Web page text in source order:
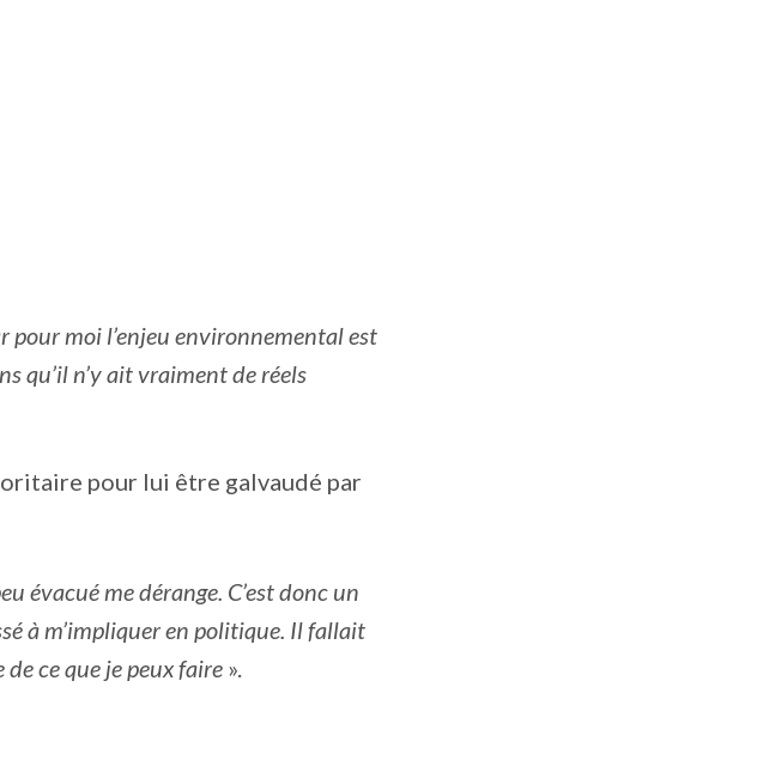
pour moi l’enjeu environnemental est
qu’il n’y ait vraiment de réels
pour lui être galvaudé par
évacué me dérange. C’est donc un
à m’impliquer en politique. Il fallait
de ce que je peux faire».